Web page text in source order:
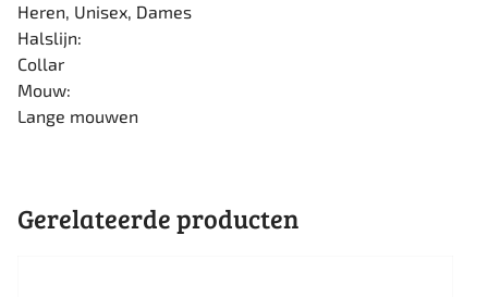
Heren, Unisex, Dames
Halslijn:
Collar
Mouw:
Lange mouwen
Gerelateerde producten